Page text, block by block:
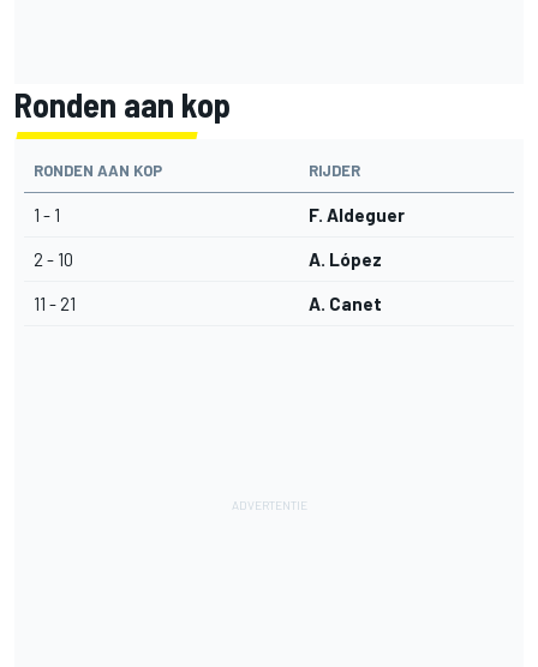
Ronden aan kop
RONDEN AAN KOP RIJDER
1 - 1 F. Aldeguer
2 - 10 A. López
11 - 21 A. Canet